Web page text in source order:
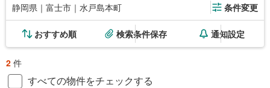
静岡県｜富士市｜水戸島本町 条件変更
おすすめ順 検索条件保存 通知設定
2 件
すべての物件をチェックする